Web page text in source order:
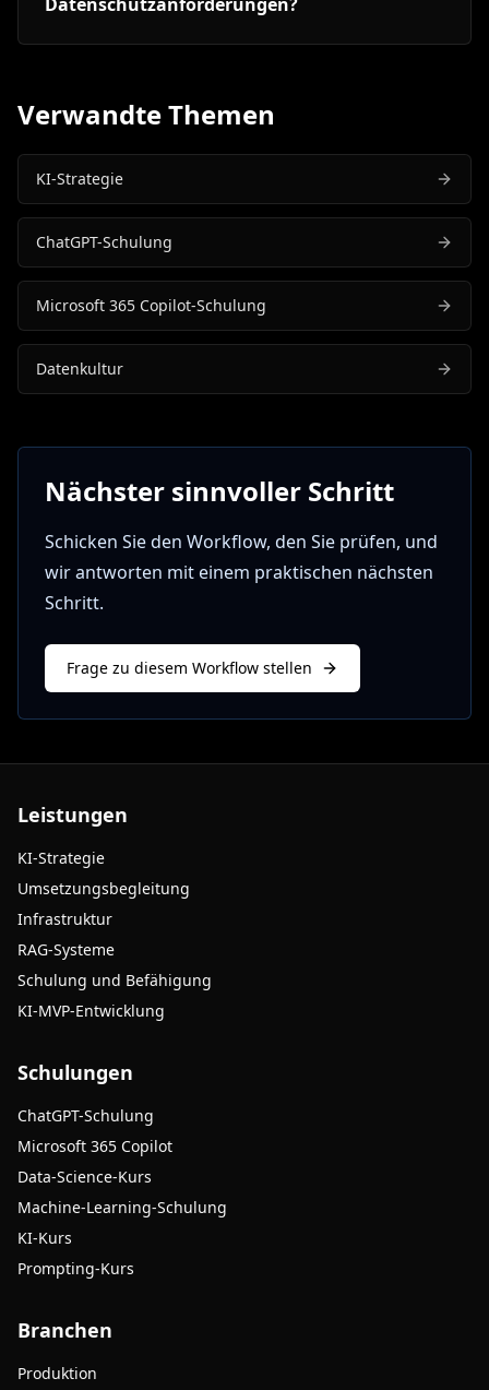
Verwandte Themen
KI-Strategie
ChatGPT-Schulung
Microsoft 365 Copilot-Schulung
Datenkultur
Nächster sinnvoller Schritt
Schicken Sie den Workflow, den Sie prüfen, und
wir antworten mit einem praktischen nächsten
Schritt.
Frage zu diesem Workflow stellen
Leistungen
KI-Strategie
Umsetzungsbegleitung
Infrastruktur
RAG-Systeme
Schulung und Befähigung
KI-MVP-Entwicklung
Schulungen
ChatGPT-Schulung
Microsoft 365 Copilot
Data-Science-Kurs
Machine-Learning-Schulung
KI-Kurs
Prompting-Kurs
Branchen
Produktion